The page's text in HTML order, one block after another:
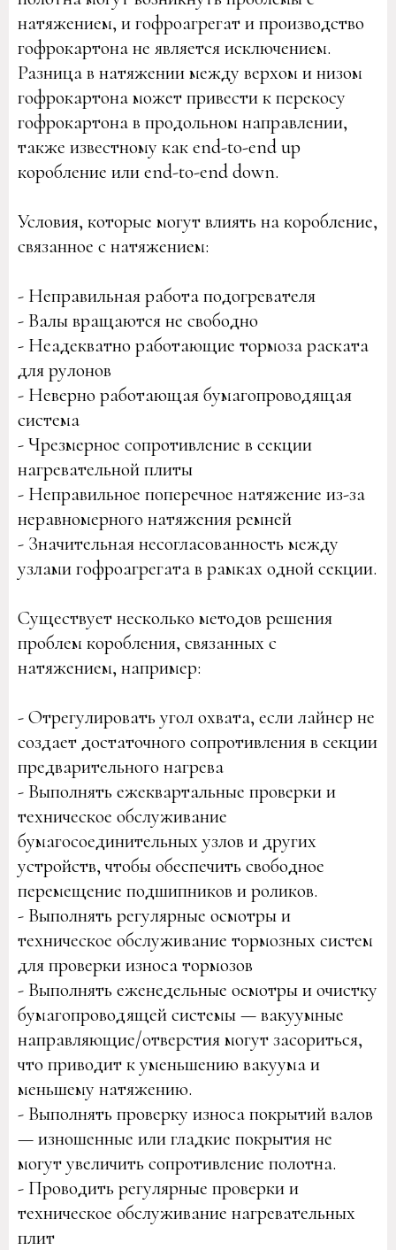
натяжением, и гофроагрегат и производство
гофрокартона не является исключением.
Разница в натяжении между верхом и низом
гофрокартона может привести к перекосу
гофрокартона в продольном направлении,
также известному как end-to-end up
коробление или end-to-end down.
Условия, которые могут влиять на коробление,
связанное с натяжением:
- Неправильная работа подогревателя
- Валы вращаются не свободно
- Неадекватно работающие тормоза раската
для рулонов
- Неверно работающая бумагопроводящая
система
- Чрезмерное сопротивление в секции
нагревательной плиты
- Неправильное поперечное натяжение из-за
неравномерного натяжения ремней
- Значительная несогласованность между
узлами гофроагрегата в рамках одной секции.
Существует несколько методов решения
проблем коробления, связанных с
натяжением, например:
- Отрегулировать угол охвата, если лайнер не
создает достаточного сопротивления в секции
предварительного нагрева
- Выполнять ежеквартальные проверки и
техническое обслуживание
бумагосоединительных узлов и других
устройств, чтобы обеспечить свободное
перемещение подшипников и роликов.
- Выполнять регулярные осмотры и
техническое обслуживание тормозных систем
для проверки износа тормозов
- Выполнять еженедельные осмотры и очистку
бумагопроводящей системы — вакуумные
направляющие/отверстия могут засориться,
что приводит к уменьшению вакуума и
меньшему натяжению.
- Выполнять проверку износа покрытий валов
— изношенные или гладкие покрытия не
могут увеличить сопротивление полотна.
- Проводить регулярные проверки и
техническое обслуживание нагревательных
плит